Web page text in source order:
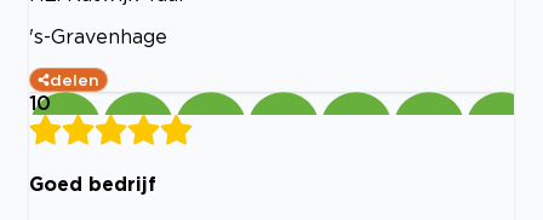
's-Gravenhage
delen
10
Goed bedrijf